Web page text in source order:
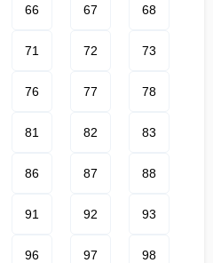
66 67 68
71 72 73
76 77 78
81 82 83
86 87 88
91 92 93
96 97 98